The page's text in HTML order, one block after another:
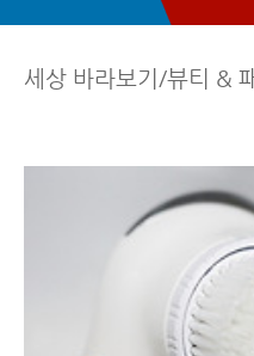
세상 바라보기/뷰티 &